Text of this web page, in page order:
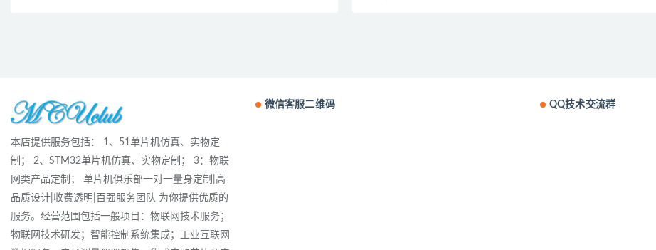
本店提供服务包括： 1、51单片机仿真、实物定
制； 2、STM32单片机仿真、实物定制； 3：物联
网类产品定制； 单片机俱乐部一对一量身定制|高
品质设计|收费透明|百强服务团队 为你提供优质的
服务。经营范围包括一般项目：物联网技术服务；
物联网技术研发；智能控制系统集成；工业互联网
微信客服二维码 QQ技术交流群